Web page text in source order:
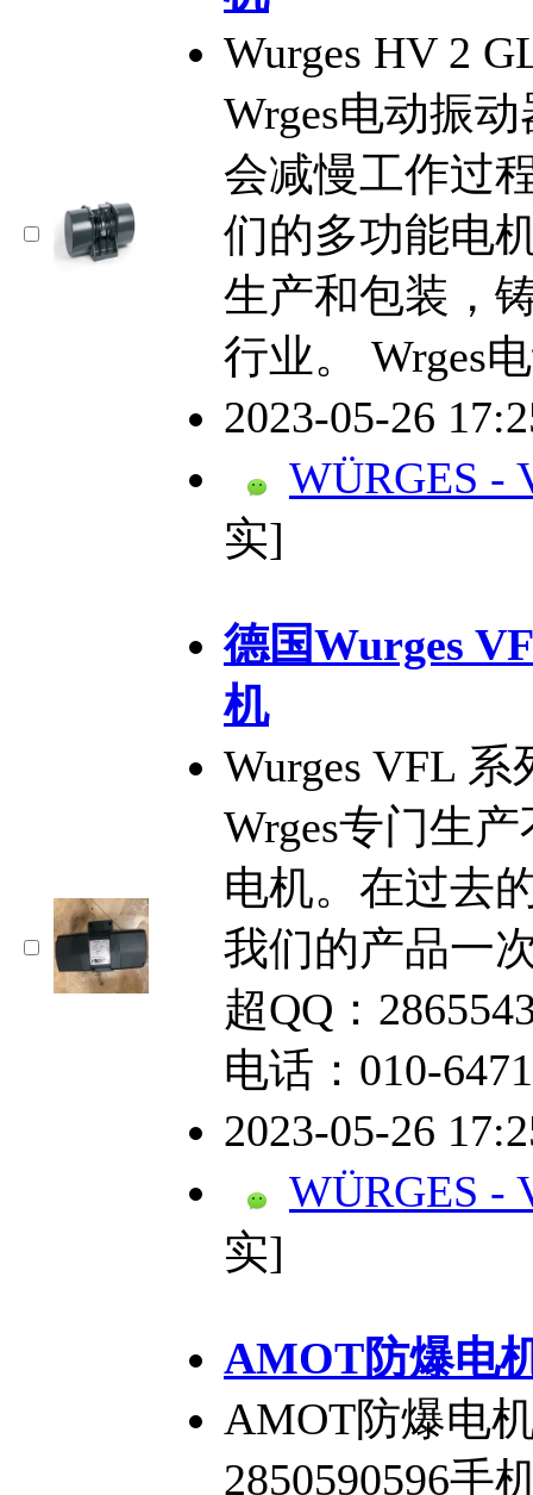
Wurges HV 2
Wrges电动振
会减慢工作过
们的多功能电
生产和包装，
行业。 Wrges
2023-05-26
WÜRGES -
实]
德国Wurges
机
Wurges VFL
Wrges专门生
电机。在过去
我们的产品一
超QQ：
电话：010-
2023-05-26
WÜRGES -
实]
AMOT防爆电
AMOT防爆电
2850590596手